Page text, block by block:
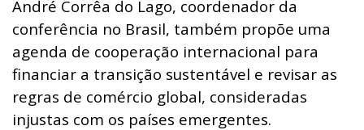
André Corrêa do Lago, coordenador da
conferência no Brasil, também propõe uma
agenda de cooperação internacional para
financiar a transição sustentável e revisar as
regras de comércio global, consideradas
injustas com os países emergentes.